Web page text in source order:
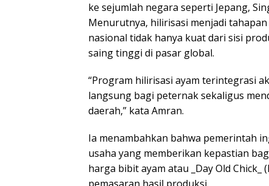
ke sejumlah negara seperti Jepang,
Menurutnya, hilirisasi menjadi
nasional tidak hanya kuat dari sisi
saing tinggi di pasar global.
“Program hilirisasi ayam terintegrasi
langsung bagi peternak sekaligus
daerah,” kata Amran.
Ia menambahkan bahwa pemerintah
usaha yang memberikan kepastian
harga bibit ayam atau _Day Old Chick_